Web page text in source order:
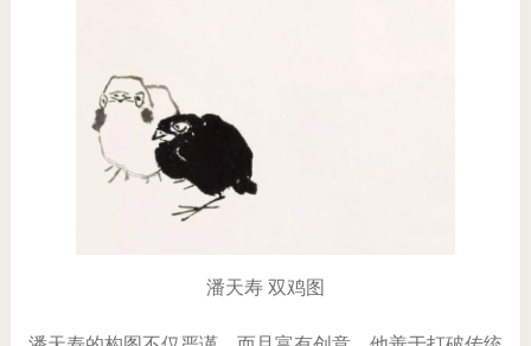
潘天寿 双鸡图